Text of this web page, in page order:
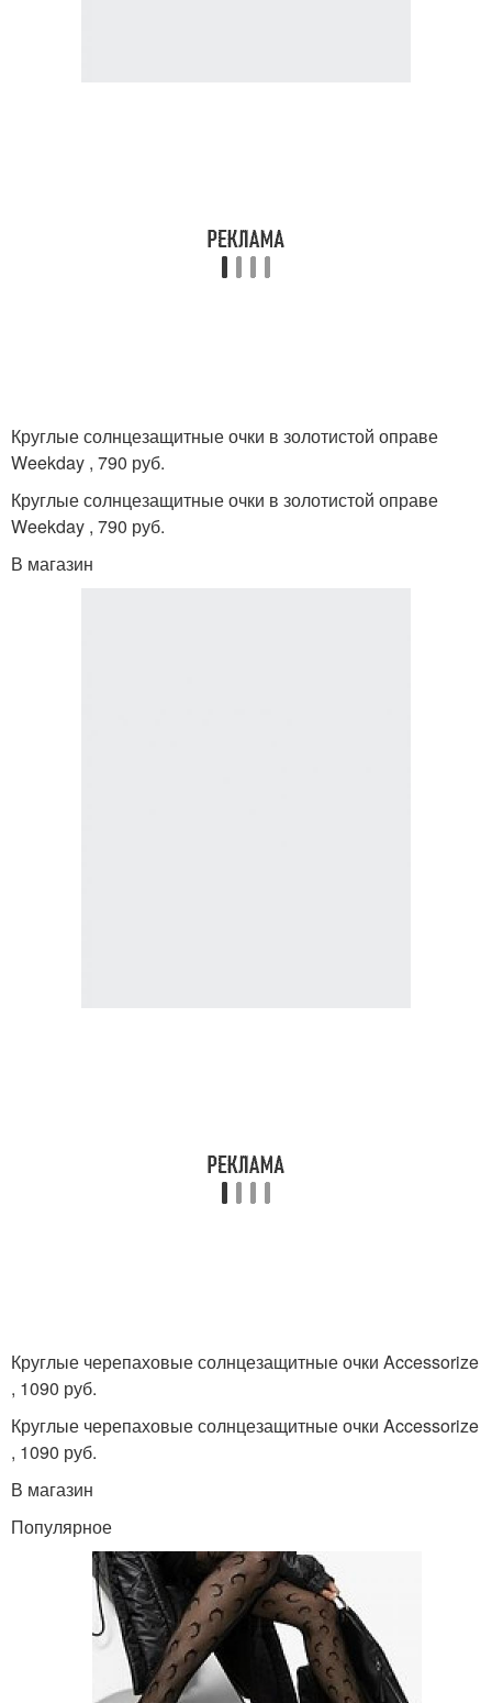
Круглые солнцезащитные очки в золотистой оправе
Weekday , 790 руб.
Круглые солнцезащитные очки в золотистой оправе
Weekday , 790 руб.
В магазин
Круглые черепаховые солнцезащитные очки Accessorize
, 1090 руб.
Круглые черепаховые солнцезащитные очки Accessorize
, 1090 руб.
В магазин
Популярное